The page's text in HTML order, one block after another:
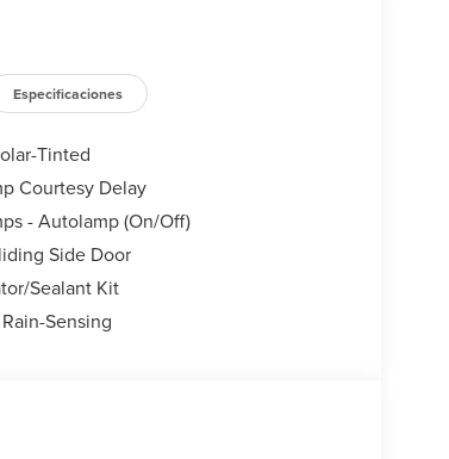
wheel, Tilt steering wheel,
Especificaciones
Tinted
Courtesy Delay
- Autolamp (On/Off)
Side Door
Sealant Kit
Sensing